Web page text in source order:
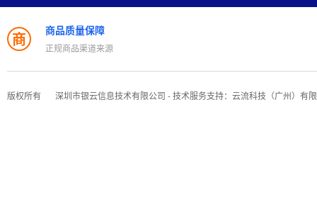
商 商品质量保障
正规商品渠道来源
版权所有 深圳市银云信息技术有限公司 - 技术服务支持：云流科技（广州）有